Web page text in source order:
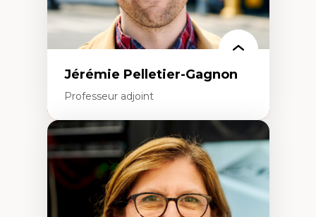
Jérémie Pelletier-Gagnon
Professeur adjoint
Expertises
Études du jeu vidéo
Fouille de textes
Études postcoloniales
Études critiques des médias
Analyse de données